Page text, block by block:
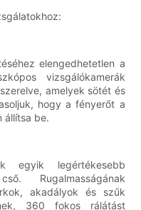
elengedhetetlen a
vizsgálókamerák
amelyek sötét és
hogy a fényerőt a
állítsa be.
egyik legértékesebb
Rugalmasságának
akadályok és szűk
360 fokos rálátást